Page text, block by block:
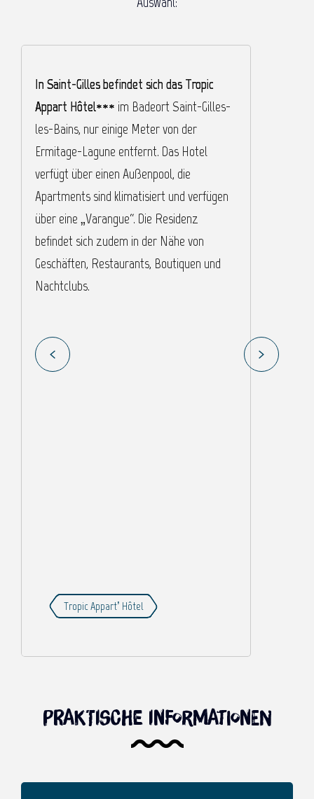
In Saint-Gilles befindet sich das Tropic
Appart Hôtel*** im Badeort Saint-Gilles-
les-Bains, nur einige Meter von der
Ermitage-Lagune entfernt. Das Hotel
verfügt über einen Außenpool, die
Apartments sind klimatisiert und verfügen
über eine „Varangue“. Die Residenz
befindet sich zudem in der Nähe von
Geschäften, Restaurants, Boutiquen und
Nachtclubs.
Tropic Appart’ Hôtel
Praktische Informationen